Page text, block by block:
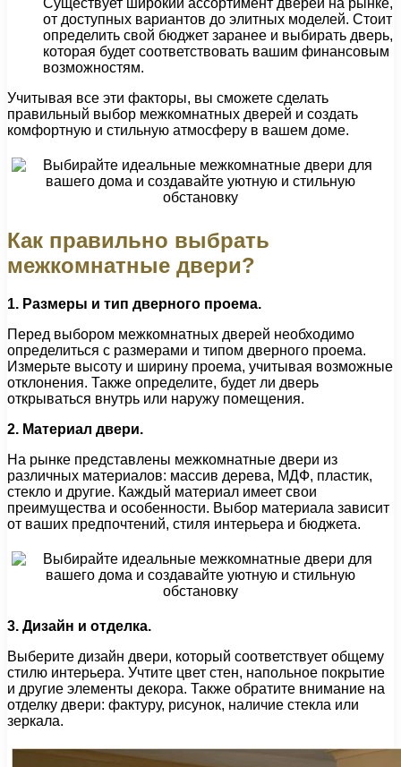
Существует широкий ассортимент дверей на рынке,
от доступных вариантов до элитных моделей. Стоит
определить свой бюджет заранее и выбирать дверь,
которая будет соответствовать вашим финансовым
возможностям.
Учитывая все эти факторы, вы сможете сделать
правильный выбор межкомнатных дверей и создать
комфортную и стильную атмосферу в вашем доме.
Как правильно выбрать
межкомнатные двери?
1. Размеры и тип дверного проема.
Перед выбором межкомнатных дверей необходимо
определиться с размерами и типом дверного проема.
Измерьте высоту и ширину проема, учитывая возможные
отклонения. Также определите, будет ли дверь
открываться внутрь или наружу помещения.
2. Материал двери.
На рынке представлены межкомнатные двери из
различных материалов: массив дерева, МДФ, пластик,
стекло и другие. Каждый материал имеет свои
преимущества и особенности. Выбор материала зависит
от ваших предпочтений, стиля интерьера и бюджета.
3. Дизайн и отделка.
Выберите дизайн двери, который соответствует общему
стилю интерьера. Учтите цвет стен, напольное покрытие
и другие элементы декора. Также обратите внимание на
отделку двери: фактуру, рисунок, наличие стекла или
зеркала.